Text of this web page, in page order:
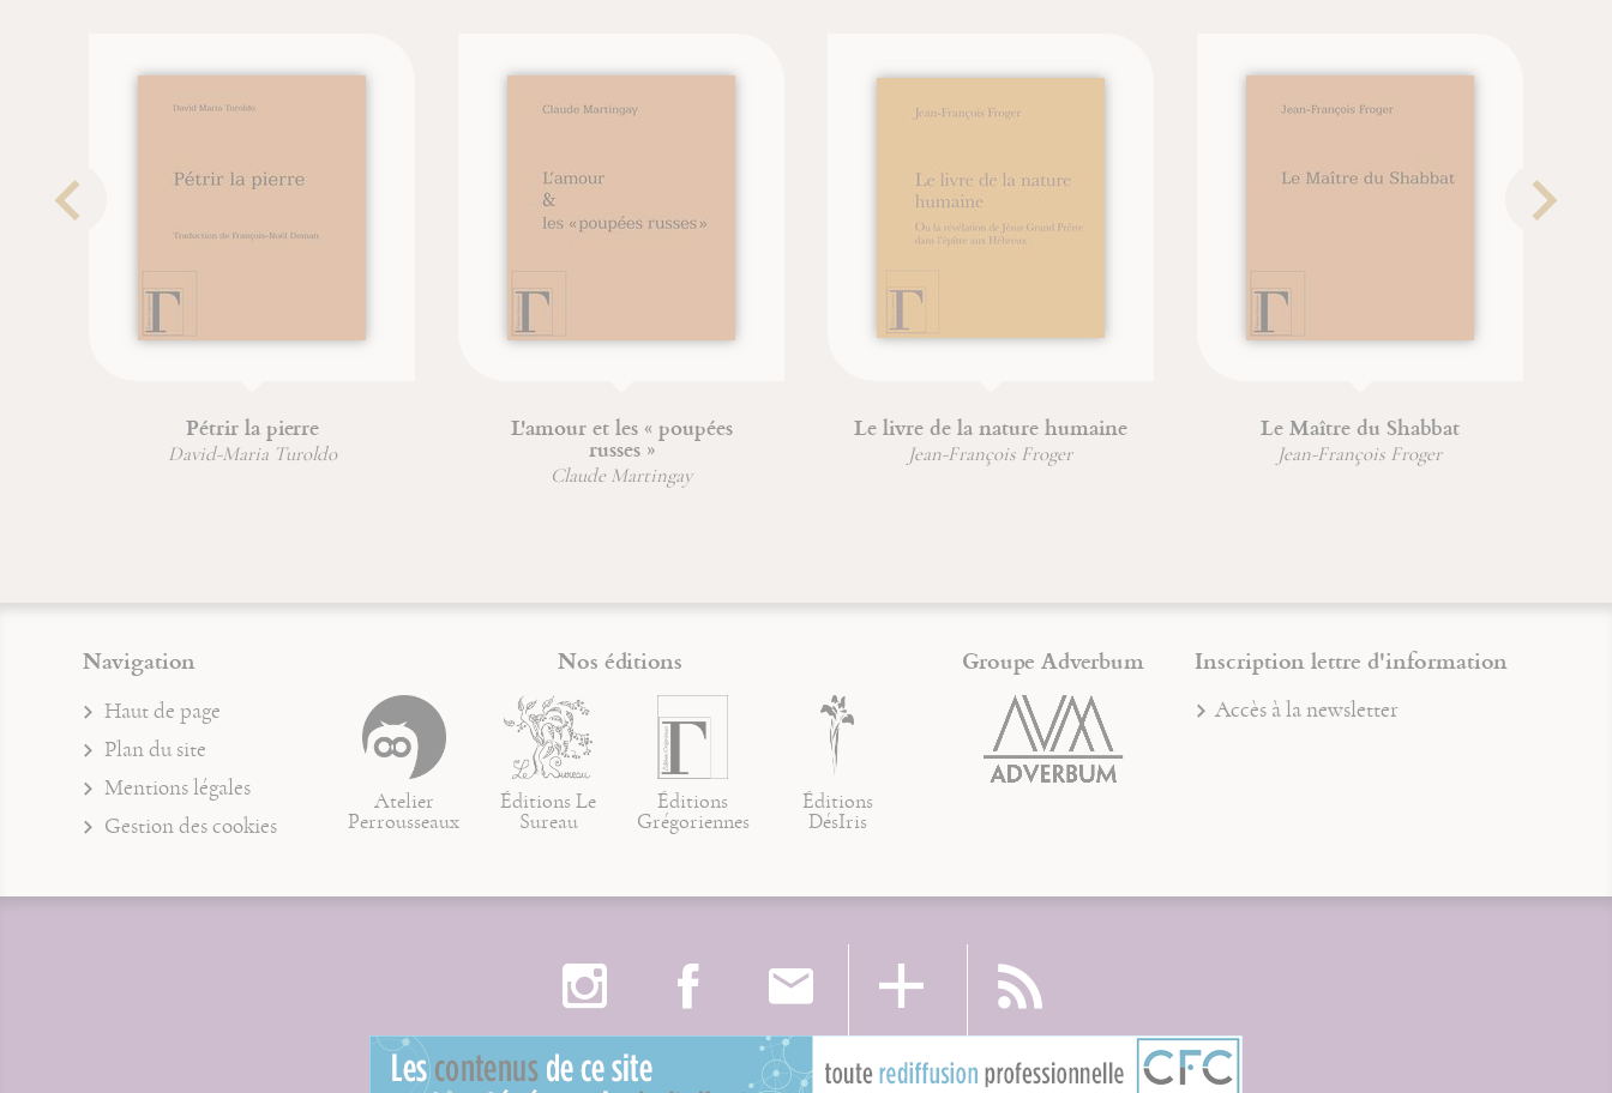
Pétrir la pierre
David-Maria Turoldo
L'amour et les « poupées
russes »
Claude Martingay
Le livre de la nature humaine
Jean-François Froger
Le Maître du Shabbat
Jean-François Froger
Navigation
Haut de page
Plan du site
Mentions légales
Gestion des cookies
Nos éditions
Atelier
Perrousseaux
Éditions Le
Sureau
Éditions
Grégoriennes
Éditions
DésIris
Groupe Adverbum Inscription lettre d'information
Accès à la newsletter